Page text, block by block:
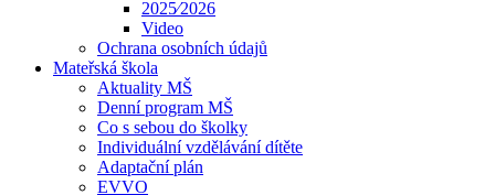
2025⁄2026
Video
Ochrana osobních údajů
Mateřská škola
Aktuality MŠ
Denní program MŠ
Co s sebou do školky
Individuální vzdělávání dítěte
Adaptační plán
EVVO